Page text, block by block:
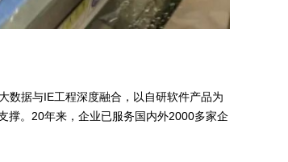
数据与IE工程深度融合，以自研软件产品为
撑。20年来，企业已服务国内外2000多家企